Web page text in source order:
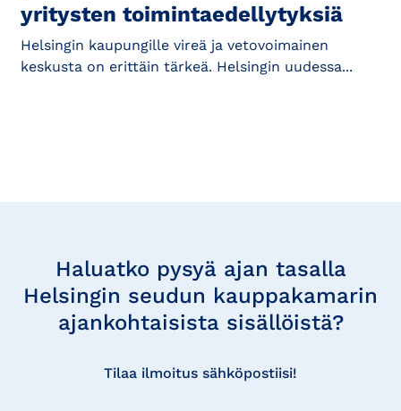
yritysten toimintaedellytyksiä
Helsingin kaupungille vireä ja vetovoimainen
keskusta on erittäin tärkeä. Helsingin uudessa...
Haluatko pysyä ajan tasalla
Helsingin seudun kauppakamarin
ajankohtaisista sisällöistä?
Tilaa ilmoitus sähköpostiisi!